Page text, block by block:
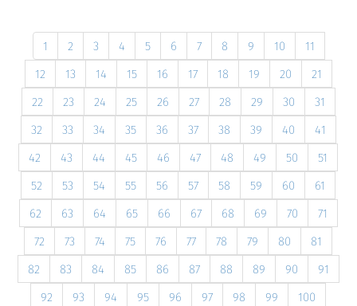
1 2 3 4 5 6 7 8 9 10
11
12
13 14 15 16 17 18 19 20
21
22
23 24 25 26 27 28 29 30
31
32
33 34 35 36 37 38 39 40
41
42
43 44 45 46 47 48 49 50
51
52
53 54 55 56 57 58 59 60
61
62
63 64 65 66 67 68 69 70
71
72
73 74 75 76 77 78 79 80
81
82
83 84 85 86 87 88 89 90
91
92
93 94 95 96 97 98 99
100